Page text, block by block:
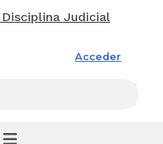
Acceder